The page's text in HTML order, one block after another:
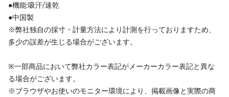
●機能:吸汗/速乾
●中国製
※弊社独自の採寸・計量方法により計測を行っておりますため、
多少の誤差が生じる場合がございます。
※一部商品において弊社カラー表記がメーカーカラー表記と異な
る場合がございます。
※ブラウザやお使いのモニター環境により、掲載画像と実際の商